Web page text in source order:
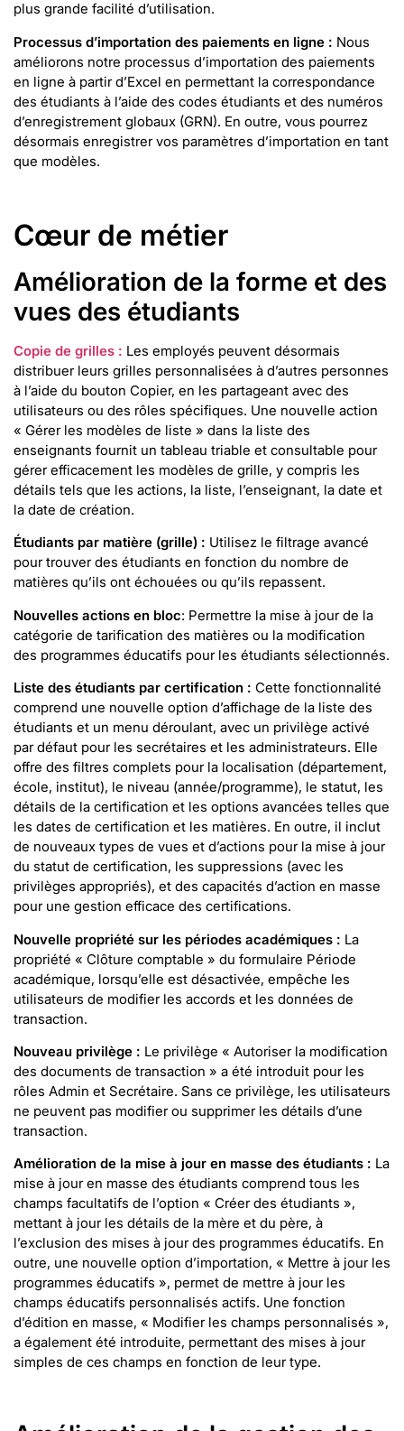
plus grande facilité d’utilisation.
Processus d’importation des paiements en ligne : Nous
améliorons notre processus d’importation des paiements
en ligne à partir d’Excel en permettant la correspondance
des étudiants à l’aide des codes étudiants et des numéros
d’enregistrement globaux (GRN). En outre, vous pourrez
désormais enregistrer vos paramètres d’importation en tant
que modèles.
Cœur de métier
Amélioration de la forme et des
vues des étudiants
Copie de grilles : Les employés peuvent désormais
distribuer leurs grilles personnalisées à d’autres personnes
à l’aide du bouton Copier, en les partageant avec des
utilisateurs ou des rôles spécifiques. Une nouvelle action
« Gérer les modèles de liste » dans la liste des
enseignants fournit un tableau triable et consultable pour
gérer efficacement les modèles de grille, y compris les
détails tels que les actions, la liste, l’enseignant, la date et
la date de création.
Étudiants par matière (grille) : Utilisez le filtrage avancé
pour trouver des étudiants en fonction du nombre de
matières qu’ils ont échouées ou qu’ils repassent.
Nouvelles actions en bloc: Permettre la mise à jour de la
catégorie de tarification des matières ou la modification
des programmes éducatifs pour les étudiants sélectionnés.
Liste des étudiants par certification : Cette fonctionnalité
comprend une nouvelle option d’affichage de la liste des
étudiants et un menu déroulant, avec un privilège activé
par défaut pour les secrétaires et les administrateurs. Elle
offre des filtres complets pour la localisation (département,
école, institut), le niveau (année/programme), le statut, les
détails de la certification et les options avancées telles que
les dates de certification et les matières. En outre, il inclut
de nouveaux types de vues et d’actions pour la mise à jour
du statut de certification, les suppressions (avec les
privilèges appropriés), et des capacités d’action en masse
pour une gestion efficace des certifications.
Nouvelle propriété sur les périodes académiques : La
propriété « Clôture comptable » du formulaire Période
académique, lorsqu’elle est désactivée, empêche les
utilisateurs de modifier les accords et les données de
transaction.
Nouveau privilège : Le privilège « Autoriser la modification
des documents de transaction » a été introduit pour les
rôles Admin et Secrétaire. Sans ce privilège, les utilisateurs
ne peuvent pas modifier ou supprimer les détails d’une
transaction.
Amélioration de la mise à jour en masse des étudiants : La
mise à jour en masse des étudiants comprend tous les
champs facultatifs de l’option « Créer des étudiants »,
mettant à jour les détails de la mère et du père, à
l’exclusion des mises à jour des programmes éducatifs. En
outre, une nouvelle option d’importation, « Mettre à jour les
programmes éducatifs », permet de mettre à jour les
champs éducatifs personnalisés actifs. Une fonction
d’édition en masse, « Modifier les champs personnalisés »,
a également été introduite, permettant des mises à jour
simples de ces champs en fonction de leur type.